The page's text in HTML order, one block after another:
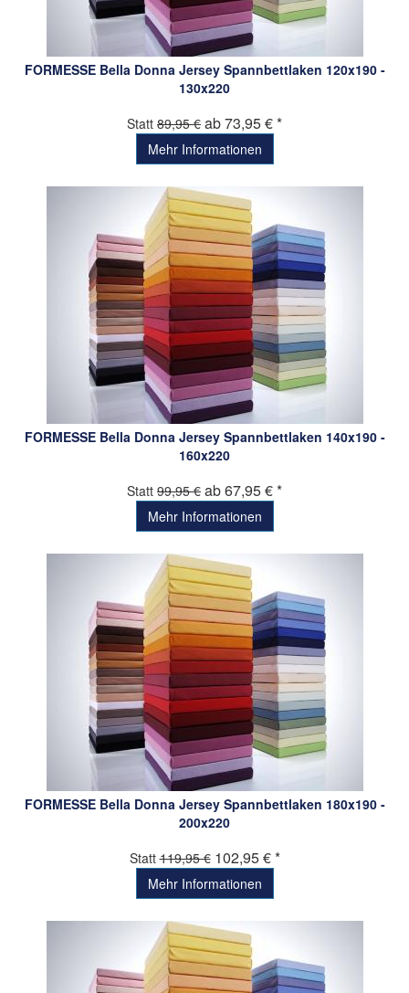
FORMESSE Bella Donna Jersey Spannbettlaken 120x190 -
130x220
Statt 89,95 € ab 73,95 € *
Mehr Informationen
FORMESSE Bella Donna Jersey Spannbettlaken 140x190 -
160x220
Statt 99,95 € ab 67,95 € *
Mehr Informationen
FORMESSE Bella Donna Jersey Spannbettlaken 180x190 -
200x220
Statt119,95 € 102,95 € *
Mehr Informationen